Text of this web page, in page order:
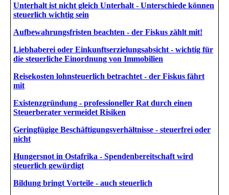
Unterhalt ist nicht gleich Unterhalt - Unterschiede können
steuerlich wichtig sein
Aufbewahrungsfristen beachten - der Fiskus zählt mit!
Liebhaberei oder Einkunftserzielungsabsicht - wichtig für
die steuerliche Einordnung von Immobilien
Reisekosten lohnsteuerlich betrachtet - der Fiskus fährt
mit
Existenzgründung - professioneller Rat durch einen
Steuerberater vermeidet Risiken
Geringfügige Beschäftigungsverhältnisse - steuerfrei oder
nicht
Hungersnot in Ostafrika - Spendenbereitschaft wird
steuerlich gewürdigt
Bildung bringt Vorteile - auch steuerlich